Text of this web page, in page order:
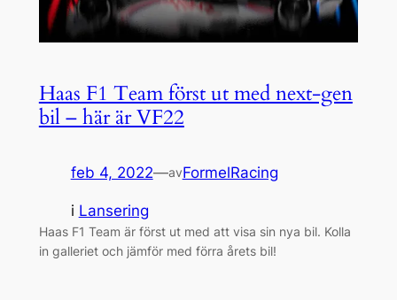
Haas F1 Team först ut med next-gen
bil – här är VF22
feb 4, 2022—avFormelRacing
i Lansering
Haas F1 Team är först ut med att visa sin nya bil. Kolla
in galleriet och jämför med förra årets bil!